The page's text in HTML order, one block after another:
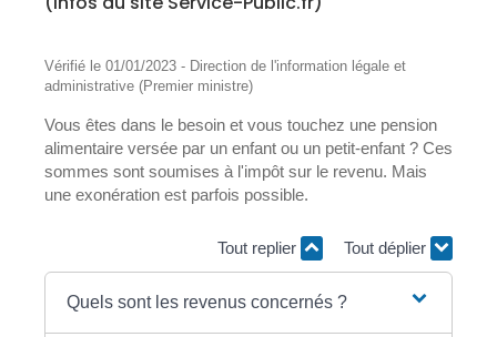
Vérifié le 01/01/2023 - Direction de l'information légale et
administrative (Premier ministre)
Vous êtes dans le besoin et vous touchez une pension
alimentaire versée par un enfant ou un petit-enfant ? Ces
sommes sont soumises à l'impôt sur le revenu. Mais
une exonération est parfois possible.
Tout replier Tout déplier
Quels sont les revenus concernés ?